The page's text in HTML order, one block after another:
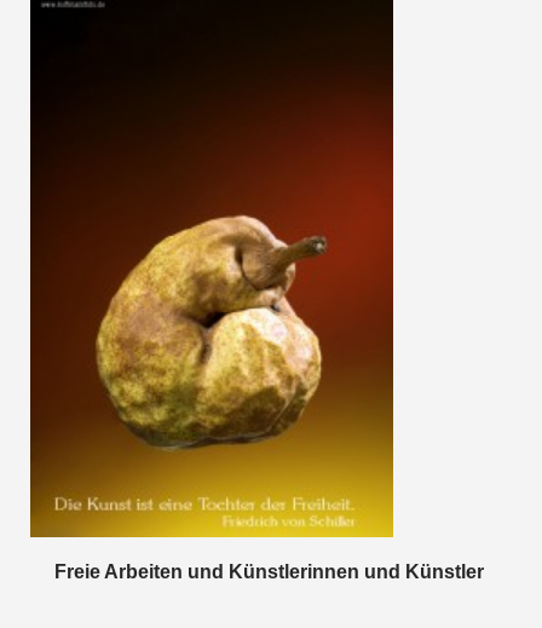
Freie Arbeiten und Künstlerinnen und Künstler